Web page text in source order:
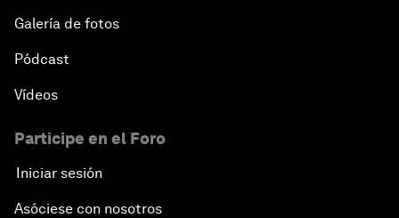
Galería de fotos
Pódcast
Vídeos
Participe en el Foro
Iniciar sesión
Asóciese con nosotros